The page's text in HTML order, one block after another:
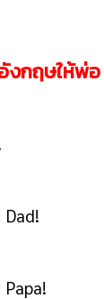
งกฤษให้พ่อ